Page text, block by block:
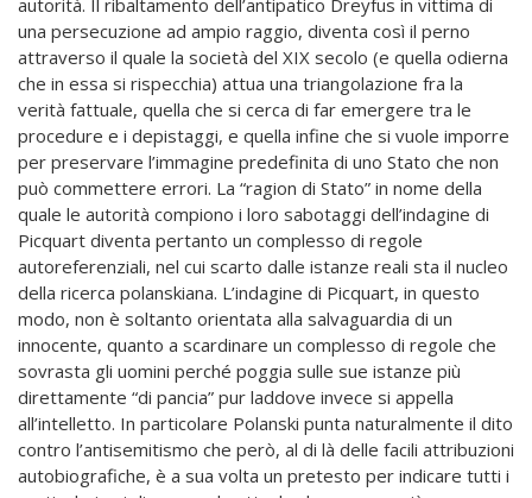
autorità. Il ribaltamento dell’antipatico Dreyfus in vittima di
una persecuzione ad ampio raggio, diventa così il perno
attraverso il quale la società del XIX secolo (e quella odierna
che in essa si rispecchia) attua una triangolazione fra la
verità fattuale, quella che si cerca di far emergere tra le
procedure e i depistaggi, e quella infine che si vuole imporre
per preservare l’immagine predefinita di uno Stato che non
può commettere errori. La “ragion di Stato” in nome della
quale le autorità compiono i loro sabotaggi dell’indagine di
Picquart diventa pertanto un complesso di regole
autoreferenziali, nel cui scarto dalle istanze reali sta il nucleo
della ricerca polanskiana. L’indagine di Picquart, in questo
modo, non è soltanto orientata alla salvaguardia di un
innocente, quanto a scardinare un complesso di regole che
sovrasta gli uomini perché poggia sulle sue istanze più
direttamente “di pancia” pur laddove invece si appella
all’intelletto. In particolare Polanski punta naturalmente il dito
contro l’antisemitismo che però, al di là delle facili attribuzioni
autobiografiche, è a sua volta un pretesto per indicare tutti i